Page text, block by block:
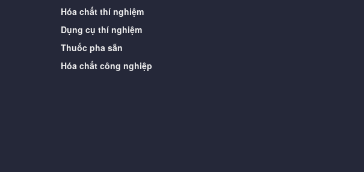
Hóa chất thí nghiệm
Dụng cụ thí nghiệm
Thuốc pha sẵn
Hóa chất công nghiệp